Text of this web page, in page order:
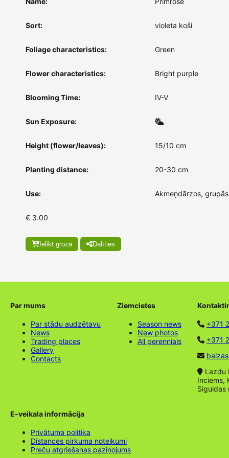
Sort: violeta koši
Foliage characteristics: Green
Flower characteristics: Bright purple
Blooming Time: IV-V
Sun Exposure:
Height (flower/leaves): 15/10 cm
Planting distance: 20-30 cm
Use: Akmeņdārzos,
€ 3.00
Ielikt grozā Dalīties
Par mums
Par stādu audzētavu
News
Trading places
Gallery
Contacts
Ziemcietes
Season news
New photos
All perennials
+371
+371
Lazdu
Inciems,
Siguldas
E-veikala informācija
Privātuma politika
Distances pirkuma noteikumi
Preču atgriešanas paziņojums